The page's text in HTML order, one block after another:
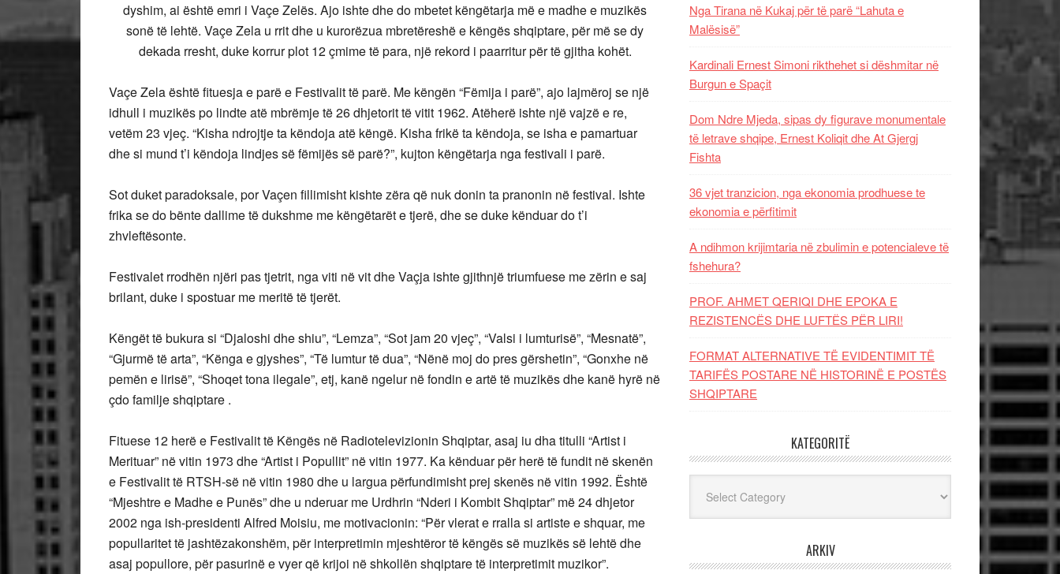
dyshim, ai është emri i Vaçe Zelës. Ajo ishte dhe do mbetet këngëtarja më e madhe e muzikës
sonë të lehtë. Vaçe Zela u rrit dhe u kurorëzua mbretëreshë e këngës shqiptare, për më se dy
dekada rresht, duke korrur plot 12 çmime të para, një rekord i paarritur për të gjitha kohët.
Vaçe Zela është fituesja e parë e Festivalit të parë. Me këngën “Fëmija i parë”, ajo lajmëroj se një
idhull i muzikës po lindte atë mbrëmje të 26 dhjetorit të vitit 1962. Atëherë ishte një vajzë e re,
vetëm 23 vjeç. “Kisha ndrojtje ta këndoja atë këngë. Kisha frikë ta këndoja, se isha e pamartuar
dhe si mund t’i këndoja lindjes së fëmijës së parë?”, kujton këngëtarja nga festivali i parë.
Sot duket paradoksale, por Vaçen fillimisht kishte zëra që nuk donin ta pranonin në festival. Ishte
frika se do bënte dallime të dukshme me këngëtarët e tjerë, dhe se duke kënduar do t’i
zhvleftësonte.
Festivalet rrodhën njëri pas tjetrit, nga viti në vit dhe Vaçja ishte gjithnjë triumfuese me zërin e saj
brilant, duke i spostuar me meritë të tjerët.
Këngët të bukura si “Djaloshi dhe shiu”, “Lemza”, “Sot jam 20 vjeç”, “Valsi i lumturisë”, “Mesnatë”,
“Gjurmë të arta”, “Kënga e gjyshes”, “Të lumtur të dua”, “Nënë moj do pres gërshetin”, “Gonxhe në
pemën e lirisë”, “Shoqet tona ilegale”, etj, kanë ngelur në fondin e artë të muzikës dhe kanë hyrë në
çdo familje shqiptare .
Fituese 12 herë e Festivalit të Këngës në Radiotelevizionin Shqiptar, asaj iu dha titulli “Artist i
Merituar” në vitin 1973 dhe “Artist i Popullit” në vitin 1977. Ka kënduar për herë të fundit në skenën
e Festivalit të RTSH-së në vitin 1980 dhe u largua përfundimisht prej skenës në vitin 1992. Është
“Mjeshtre e Madhe e Punës” dhe u nderuar me Urdhrin “Nderi i Kombit Shqiptar” më 24 dhjetor
2002 nga ish-presidenti Alfred Moisiu, me motivacionin: “Për vlerat e rralla si artiste e shquar, me
popullaritet të jashtëzakonshëm, për interpretimin mjeshtëror të këngës së muzikës së lehtë dhe
asaj popullore, për pasurinë e vyer që krijoi në shkollën shqiptare të interpretimit muzikor”.
Nga Tirana në Kukaj për të parë “Lahuta e
Malësisë”
Kardinali Ernest Simoni rikthehet si dëshmitar në
Burgun e Spaçit
Dom Ndre Mjeda, sipas dy figurave monumentale
të letrave shqipe, Ernest Koliqit dhe At Gjergj
Fishta
36 vjet tranzicion, nga ekonomia prodhuese te
ekonomia e përfitimit
A ndihmon krijimtaria në zbulimin e potencialeve të
fshehura?
PROF. AHMET QERIQI DHE EPOKA E
REZISTENCЁS DHE LUFTЁS PЁR LIRI!
FORMAT ALTERNATIVE TË EVIDENTIMIT TË
TARIFËS POSTARE NË HISTORINË E POSTËS
SHQIPTARE
KATEGORITË
ARKIV